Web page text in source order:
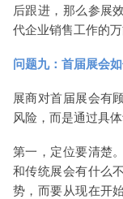
后跟进，那么参展
代企业销售工作的万
问题九：首届展会
展商对首届展会有
风险，而是通过具
第一，定位要清楚
和传统展会有什么
势，而要从现在开